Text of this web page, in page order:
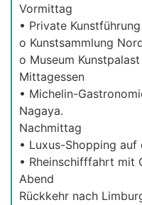
Vormittag
• Private
o Kunstsammlung
o Museum Kunstpalast
Mittagessen
• Michelin-
Nagaya.
Nachmittag
• Luxus-Shopping auf
• Rheinschifffahrt mit
Abend
Rückkehr nach